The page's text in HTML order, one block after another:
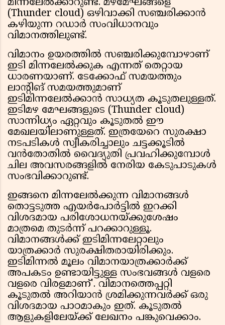
മിന്നലേൽക്കാറുണ്ട്. മഴമേഘങ്ങളെ
(Thunder cloud) ഒഴിവാക്കി സഞ്ചരിക്കാൻ
കഴിയുന്ന റഡാർ സംവിധാനവും
വിമാനത്തിലുണ്ട്.
വിമാനം ഉയരത്തിൽ സഞ്ചരിക്കുമ്പോഴാണ്
ഇടി മിന്നലേൽക്കുക എന്നത് തെറ്റായ
ധാരണയാണ്. ടേക്കോഫ് സമയത്തും
ലാന്റിങ് സമയത്തുമാണ്
ഇടിമിന്നലേൽക്കാൻ സാധ്യത കൂടുതലുള്ളത്.
ഇടിമഴ മേഘങ്ങളുടെ (Thunder cloud)
സാന്നിധ്യം ഏറ്റവും കൂടുതൽ ഈ
മേഖലയിലാണുള്ളത്. ഇത്രയേറെ സുരക്ഷാ
നടപടികൾ സ്വീകരിച്ചാലും ചട്ടക്കൂടിൽ
വൻതോതിൽ വൈദ്യുതി പ്രവഹിക്കുമ്പോൾ
ചില അവസരങ്ങളിൽ നേരിയ കേടുപാടുകൾ
സംഭവിക്കാറുണ്ട്.
ഇങ്ങനെ മിന്നലേൽക്കുന്ന വിമാനങ്ങൾ
തൊട്ടടുത്ത എയർപോർട്ടിൽ ഇറക്കി
വിശദമായ പരിശോധനയ്ക്കുശേഷം
മാത്രമെ തുടർന്ന് പറക്കാറുള്ളൂ.
വിമാനങ്ങള്‍ക്ക് ഇടിമിന്നലേറ്റാലും
യാത്രക്കാര്‍ സുരക്ഷിതരായിരിക്കും.
ഇടിമിന്നല്‍ മൂലം വിമാനയാത്രക്കാര്‍ക്ക്
അപകടം ഉണ്ടായിട്ടുള്ള സംഭവങ്ങള്‍ വളരെ
വളരെ വിരളമാണ്'. വിമാനത്തെപ്പറ്റി
കൂടുതൽ അറിയാൻ ശ്രമിക്കുന്നവർക്ക് ഒരു
വിശദമായ പാഠമാകും ഇത്. കൂടുതൽ
ആളുകളിലേയ്ക്ക് ലേഖനം പങ്കുവെക്കാം.